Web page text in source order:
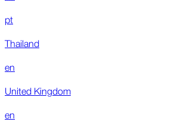
pt
Thailand
en
United Kingdom
en